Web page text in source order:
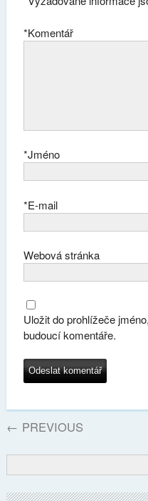
Komentář
*
Jméno
*
E-mail
*
Webová stránka
Uložit do prohlížeče
budoucí komentáře.
← PREVIOUS